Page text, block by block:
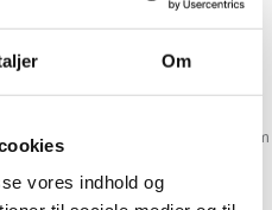
Om
vores indhold og
måle dig om brystet (eller
på målene først i opskriften
(positive ease) er
blusens mål. Er din overvidde
bevægelsesrum på 10 cm (104 cm
du skal strikke